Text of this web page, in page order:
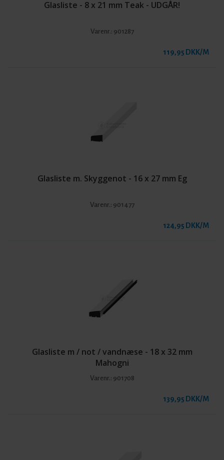
Glasliste - 8 x 21 mm Teak - UDGÅR!
Varenr.: 901287
119,95 DKK/M
Glasliste m. Skyggenot - 16 x 27 mm Eg
Varenr.: 901477
124,95 DKK/M
Glasliste m / not / vandnæse - 18 x 32 mm
Mahogni
Varenr.: 901708
139,95 DKK/M